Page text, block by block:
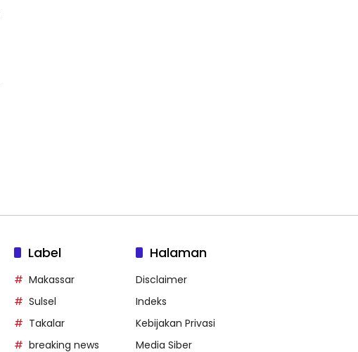
Label
Makassar
Sulsel
Takalar
breaking news
Halaman
Disclaimer
Indeks
Kebijakan Privasi
Media Siber